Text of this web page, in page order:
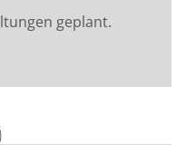
geplant.